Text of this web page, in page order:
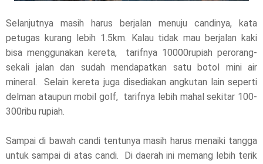
Selanjutnya masih harus berjalan menuju candinya, kata
petugas kurang lebih 1.5km. Kalau tidak mau berjalan kaki
bisa menggunakan kereta, tarifnya 10000rupiah perorang-
sekali jalan dan sudah mendapatkan satu botol mini air
mineral. Selain kereta juga disediakan angkutan lain seperti
delman ataupun mobil golf, tarifnya lebih mahal sekitar 100-
300ribu rupiah.
Sampai di bawah candi tentunya masih harus menaiki tangga
untuk sampai di atas candi. Di daerah ini memang lebih terik